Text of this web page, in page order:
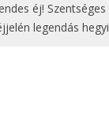
éj! Szentséges
hegyi tüzek